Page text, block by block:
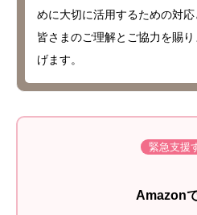
めに大切に活用するための対応
皆さまのご理解とご協力を賜
げます。
緊急支援
Amazon